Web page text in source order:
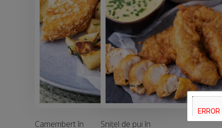
Camembert în Snițel de pui în